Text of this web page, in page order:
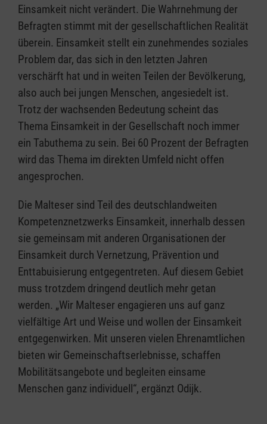
Einsamkeit nicht verändert. Die Wahrnehmung der
Befragten stimmt mit der gesellschaftlichen Realität
überein. Einsamkeit stellt ein zunehmendes soziales
Problem dar, das sich in den letzten Jahren
verschärft hat und in weiten Teilen der Bevölkerung,
also auch bei jungen Menschen, angesiedelt ist.
Trotz der wachsenden Bedeutung scheint das
Thema Einsamkeit in der Gesellschaft noch immer
ein Tabuthema zu sein. Bei 60 Prozent der Befragten
wird das Thema im direkten Umfeld nicht offen
angesprochen.
Die Malteser sind Teil des deutschlandweiten
Kompetenznetzwerks Einsamkeit, innerhalb dessen
sie gemeinsam mit anderen Organisationen der
Einsamkeit durch Vernetzung, Prävention und
Enttabuisierung entgegentreten. Auf diesem Gebiet
muss trotzdem dringend deutlich mehr getan
werden. „Wir Malteser engagieren uns auf ganz
vielfältige Art und Weise und wollen der Einsamkeit
entgegenwirken. Mit unseren vielen Ehrenamtlichen
bieten wir Gemeinschaftserlebnisse, schaffen
Mobilitätsangebote und begleiten einsame
Menschen ganz individuell“, ergänzt Odijk.